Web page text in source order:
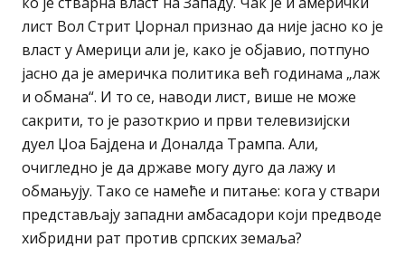
лист Вол Стрит Џорнал признао да није јасно ко је
власт у Америци али је, како је објавио, потпуно
јасно да је америчка политика већ годинама „лаж
и обмана“. И то се, наводи лист, више не може
сакрити, то је разоткрио и први телевизијски
дуел Џоа Бајдена и Доналда Трампа. Али,
очигледно је да државе могу дуго да лажу и
обмањују. Тако се намеће и питање: кога у ствари
представљају западни амбасадори који предводе
хибридни рат против српских земаља?